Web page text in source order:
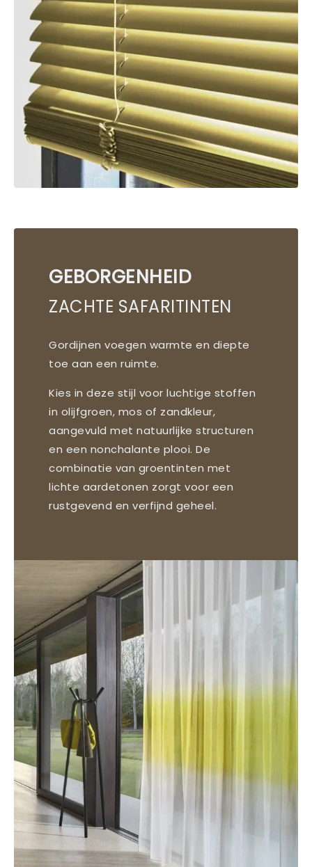
GEBORGENHEID
ZACHTE SAFARITINTEN
Gordijnen voegen warmte en diepte
toe aan een ruimte.
Kies in deze stijl voor luchtige stoffen
in olijfgroen, mos of zandkleur,
aangevuld met natuurlijke structuren
en een nonchalante plooi. De
combinatie van groentinten met
lichte aardetonen zorgt voor een
rustgevend en verfijnd geheel.